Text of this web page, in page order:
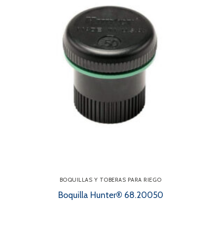
BOQUILLAS Y TOBERAS PARA RIEGO
Boquilla Hunter® 68.20050